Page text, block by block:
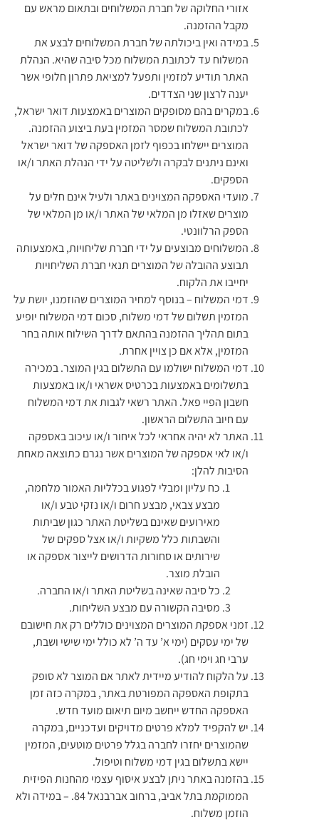
אזורי החלוקה של חברת המשלוחים ובתאום מראש עם
מקבל ההזמנה.
במידה ואין ביכולתה של חברת המשלוחים לבצע את
המשלוח עד לכתובת המשלוח מכל סיבה שהיא. הנהלת
האתר תודיע למזמין ותפעל למציאת פתרון חלופי אשר
יענה לרצון שני הצדדים.
במקרים בהם מסופקים המוצרים באמצעות דואר ישראל,
לכתובת המשלוח שמסר המזמין בעת ביצוע ההזמנה.
המוצרים יישלחו בכפוף לזמן האספקה של דואר ישראל
ואינם ניתנים לבקרה ולשליטה על ידי הנהלת האתר ו/או
הספקים.
מועדי האספקה המצוינים באתר ולעיל אינם חלים על
מוצרים שאזלו מן המלאי של האתר ו/או מן המלאי של
הספק הרלוונטי.
המשלוחים מבוצעים על ידי חברת שליחויות, באמצעותה
תבוצע ההובלה של המוצרים תנאי חברת השליחויות
יחייבו את הלקוח.
דמי המשלוח – בנוסף למחיר המוצרים שהוזמנו, יושת על
המזמין תשלום של דמי משלוח, סכום דמי המשלוח יופיע
בתום תהליך ההזמנה בהתאם לדרך השילוח אותה בחר
המזמין, אלא אם כן צויין אחרת.
דמי המשלוח ישולמו עם התשלום בגין המוצר. במכירה
בתשלומים באמצעות בכרטיס אשראי ו/או באמצעות
חשבון הפיי פאל. האתר רשאי לגבות את דמי המשלוח
עם חיוב התשלום הראשון.
האתר לא יהיה אחראי לכל איחור ו/או עיכוב באספקה
ו/או לאי אספקה של המוצרים אשר נגרם כתוצאה מאחת
הסיבות להלן:
כח עליון ומבלי לפגוע בכלליות האמור מלחמה,
מבצע צבאי, מבצע חרום ו/או נזקי טבע ו/או
מאירועים שאינם בשליטת האתר כגון שביתות
והשבתות כלל משקיות ו/או אצל ספקים של
שירותים או סחורות הדרושים לייצור אספקה או
הובלת מוצר.
כל סיבה שאינה בשליטת האתר ו/או החברה.
מסיבה הקשורה עם מבצע השליחות.
זמני אספקת המוצרים המצוינים כוללים רק את חישובם
של ימי עסקים (ימי א’ עד ה’ לא כולל ימי שישי ושבת,
ערבי חג וימי חג).
על הלקוח להודיע מיידית לאתר אם המוצר לא סופק
בתקופת האספקה המפורטת באתר, במקרה כזה זמן
האספקה החדש ייחשב מיום תיאום מועד חדש.
יש להקפיד למלא פרטים מדויקים ועדכניים, במקרה
שהמוצרים יחזרו לחברה בגלל פרטים מוטעים, המזמין
יישא בתשלום בגין דמי משלוח וטיפול.
בהזמנה באתר ניתן לבצע איסוף עצמי מהחנות הפיזית
הממוקמת בתל אביב, ברחוב אברבנאל 84. – במידה ולא
הוזמן משלוח.